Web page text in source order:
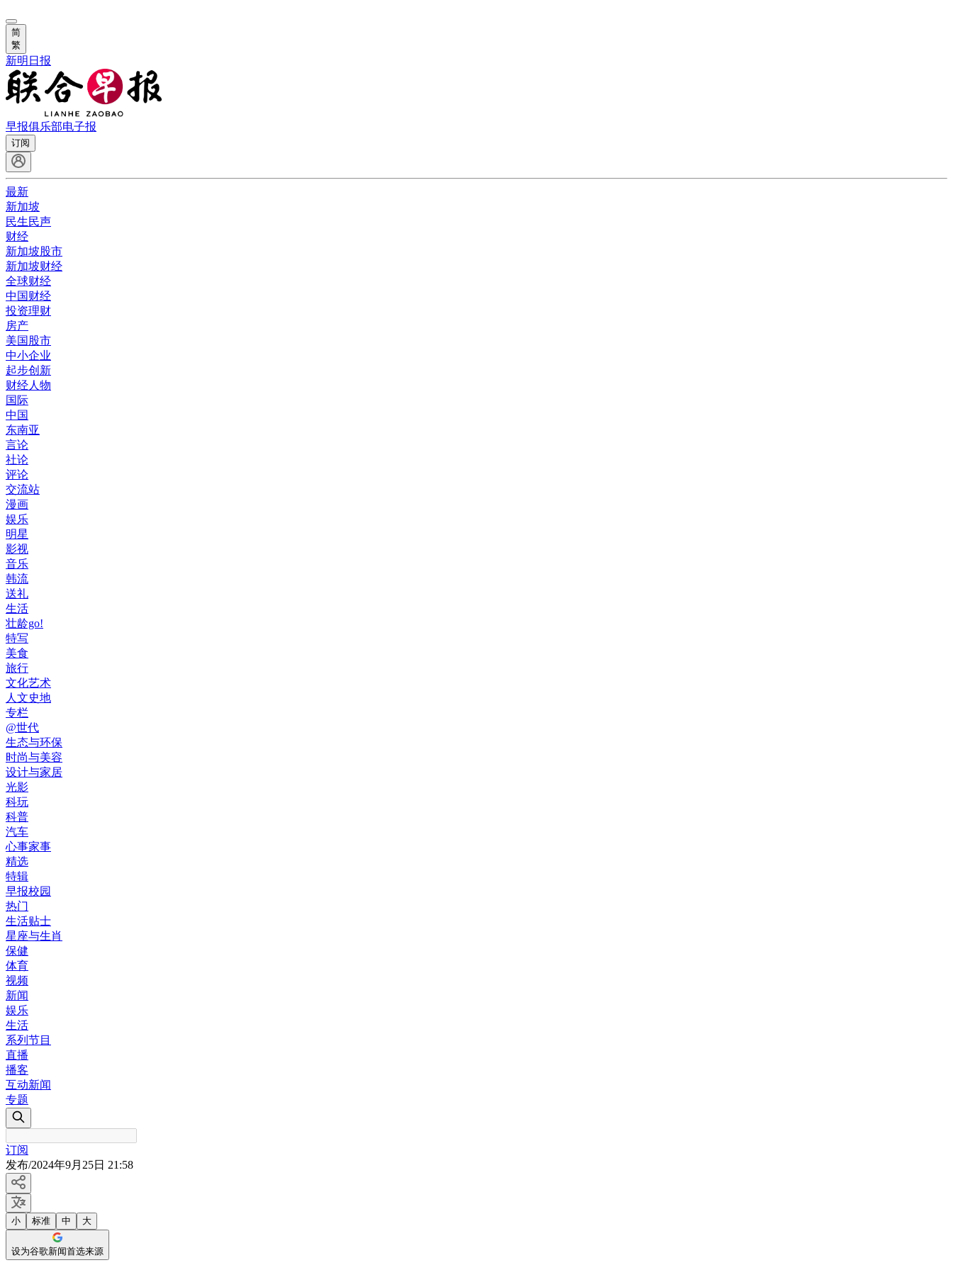
简
繁
新明日报
早报俱乐部电子报
订阅
最新
新加坡
民生民声
财经
新加坡股市
新加坡财经
全球财经
中国财经
投资理财
房产
美国股市
中小企业
起步创新
财经人物
国际
中国
东南亚
言论
社论
评论
交流站
漫画
娱乐
明星
影视
音乐
韩流
送礼
生活
壮龄go!
特写
美食
旅行
文化艺术
人文史地
专栏
@世代
生态与环保
时尚与美容
设计与家居
光影
科玩
科普
汽车
心事家事
精选
特辑
早报校园
热门
生活贴士
星座与生肖
保健
体育
视频
新闻
娱乐
生活
系列节目
直播
播客
互动新闻
专题
订阅
发布/2024年9月25日 21:58
小 标准 中 大
设为谷歌新闻首选来源